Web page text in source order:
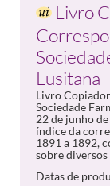
Livro
Lusitana
Livro
Sociedade
22 de junho
índice da
1891 a 1892,
sobre diversos
Datas de